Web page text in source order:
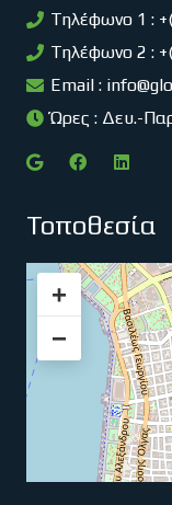
Τηλέφωνο 1 :
Τηλέφωνο 2 :
Email :
Ώρες : Δευ.-
Τοποθεσία
+
−